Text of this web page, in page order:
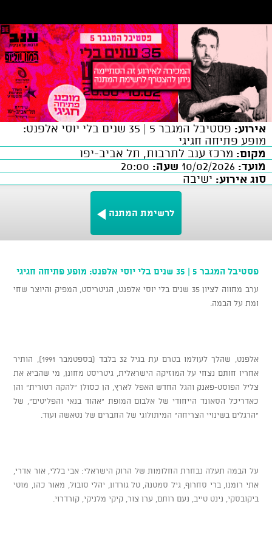
אירוע:
פסטיבל המגבר 5 | 35 שנים בלי יוסי אלפנט:
מופע פתיחה חגיגי
מקום: מרכז ענב לתרבות, תל אביב-יפו
מועד:
שעה:
סוג אירוע: ישיבה
לרשימת המתנה
פסטיבל המגבר 5 | 35 שנים בלי יוסי אלפנט: מופע פתיחה חגיגי
ערב מחווה לציון 35 שנים בלי יוסי אלפנט, הגיטריסט, המפיק והיוצר שחי
ומת על הבמה.
אלפנט, שהלך לעולמו בטרם עת בגיל 32 בלבד (בספטמבר 1991), הותיר
אחריו חותם נצחי על המוזיקה הישראלית, גיטריסט מחונן, מי שהביא את
צליל הפוסט-פאנק והגל החדש האפל לארץ, הן כסולן "להקה רטורית" והן
כאדריכל הסאונד הייחודי של אלבום המופת "אהוד בנאי והפליטים", של
"הרגלים בשינויי הצריחה" המיתולוגי של החברים של נטאשה ועוד.
על הבמה תעלה נבחרת החלומות של הרוק הישראלי: אבי בללי, אור אדרי,
אתי רומנו, ברי סחרוף, גיל סמטנה, טל גורדון, יהלי סובול, מאור כהן, מוטי
ביקובסקי, נינט טייב, נעם רותם, ערן צור, קיקי מלניקי, קורדרוי.